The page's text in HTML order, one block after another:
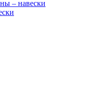
– навески